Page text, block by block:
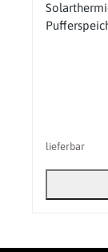
lieferbar